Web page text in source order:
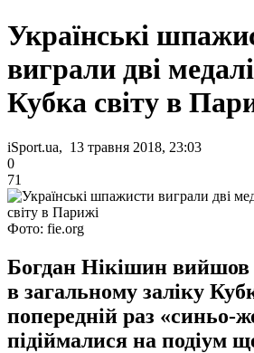
Українські
виграли дві
Кубка світу в
iSport.ua, 13 травня 2018, 23:03
0
71
Фото: fie.org
Богдан Нікішин вийшов
в загальному заліку
попередній раз «синьо-
підіймалися на подіум